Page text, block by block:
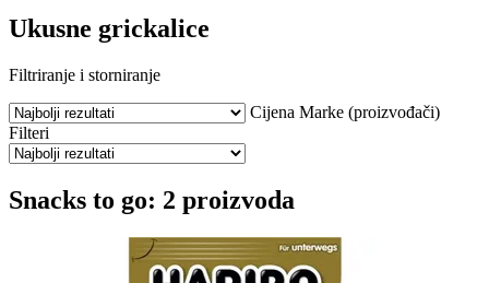
Ukusne grickalice
Filtriranje i storniranje
Cijena Marke (proizvođači)
Filteri
Snacks to go: 2 proizvoda